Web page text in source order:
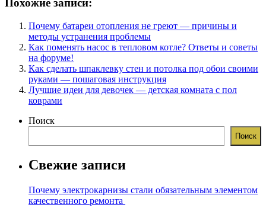
Похожие записи:
Почему батареи отопления не греют — причины и
методы устранения проблемы
Как поменять насос в тепловом котле? Ответы и советы
на форуме!
Как сделать шпаклевку стен и потолка под обои своими
руками — пошаговая инструкция
Лучшие идеи для девочек — детская комната с пол
коврами
Поиск
Поиск
Свежие записи
Почему электрокарнизы стали обязательным элементом
качественного ремонта